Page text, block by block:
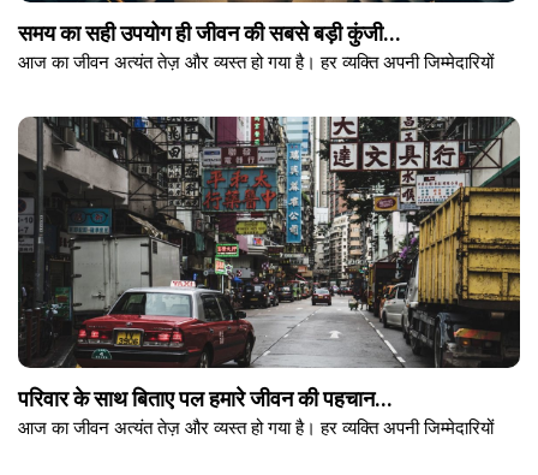
समय का सही उपयोग ही जीवन की सबसे बड़ी कुंजी...
आज का जीवन अत्यंत तेज़ और व्यस्त हो गया है। हर व्यक्ति अपनी जिम्मेदारियों
परिवार के साथ बिताए पल हमारे जीवन की पहचान...
आज का जीवन अत्यंत तेज़ और व्यस्त हो गया है। हर व्यक्ति अपनी जिम्मेदारियों